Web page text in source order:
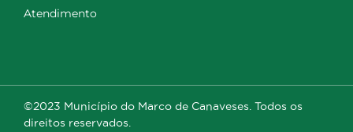
Atendimento
©2023 Município do Marco de Canaveses. Todos os
direitos reservados.